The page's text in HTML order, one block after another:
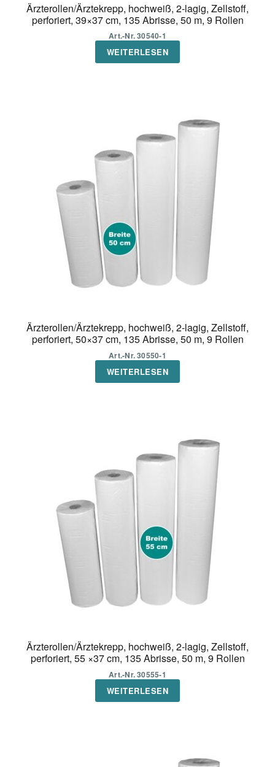
Ärzterollen/Ärztekrepp, hochweiß, 2-lagig, Zellstoff,
perforiert, 39×37 cm, 135 Abrisse, 50 m, 9 Rollen
Art.-Nr. 30540-1
WEITERLESEN
Ärzterollen/Ärztekrepp, hochweiß, 2-lagig, Zellstoff,
perforiert, 50×37 cm, 135 Abrisse, 50 m, 9 Rollen
Art.-Nr. 30550-1
WEITERLESEN
Ärzterollen/Ärztekrepp, hochweiß, 2-lagig, Zellstoff,
perforiert, 55 ×37 cm, 135 Abrisse, 50 m, 9 Rollen
Art.-Nr. 30555-1
WEITERLESEN